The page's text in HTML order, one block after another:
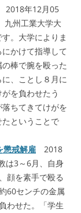
年12月05
州工業大学大
。大学によりま
かけて指導して
棒で腕を殴った
、ことし８月に
を負わせたう
ちてきてけがを
ということで
懲戒解雇 2018
3～6月、自身
顔を素手で殴る
60センチの金属
わせた。「学生